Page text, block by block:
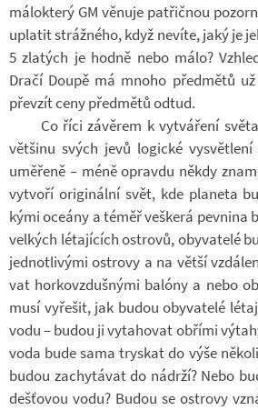
má­lo­který GM vě­nuje pa­t­řič­nou
upla­tit stráž­ného, když ne­víte, jaký je
5 zla­tých je hodně nebo málo?
Dračí Doupě má mnoho před­mětů
pře­vzít ceny před­mětů odtud.
Co říci zá­vě­rem k vy­tvá­ření
vět­šinu svých jevů lo­gické
umě­řeně – méně opravdu někdy
vy­tvoří ori­gi­nální svět, kde pla­neta
kými oce­ány a téměř veš­kerá pev­nina
vel­kých lé­ta­jí­cích os­t­rovů, oby­va­telé
jed­not­li­vými os­t­rovy a na větší
vat hor­ko­vzduš­nými ba­lóny a nebo
musí vy­ře­šit, jak budou oby­va­telé
vodu – budou ji vy­ta­ho­vat ob­řími
voda bude sama trys­kat do výše
budou za­chy­tá­vat do ná­drží? Nebo
deš­ťo­vou vodu? Budou se os­t­rovy